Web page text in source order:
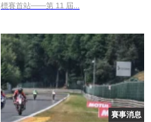
標賽首站——第 11 屆...
賽事消息